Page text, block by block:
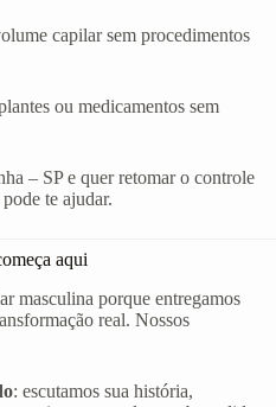
capilar sem procedimentos
ou medicamentos sem
– SP e quer retomar o controle
te ajudar.
aqui
masculina porque entregamos
real. Nossos
: escutamos sua história,